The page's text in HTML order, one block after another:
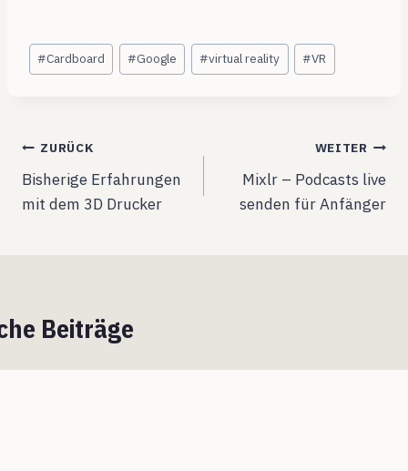
Schlagworte:
#Cardboard #Google #virtual reality #VR
Beitragsnavigation
ZURÜCK
Bisherige Erfahrungen
mit dem 3D Drucker
WEITER
Mixlr – Podcasts live
senden für Anfänger
Beiträge